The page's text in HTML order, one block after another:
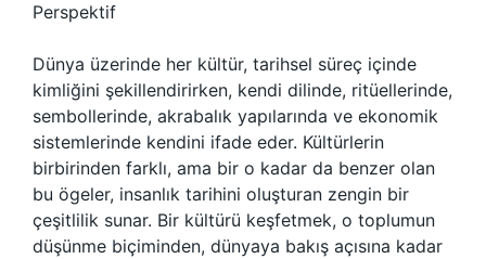
Perspektif
Dünya üzerinde her kültür, tarihsel süreç içinde
kimliğini şekillendirirken, kendi dilinde, ritüellerinde,
sembollerinde, akrabalık yapılarında ve ekonomik
sistemlerinde kendini ifade eder. Kültürlerin
birbirinden farklı, ama bir o kadar da benzer olan
bu ögeler, insanlık tarihini oluşturan zengin bir
çeşitlilik sunar. Bir kültürü keşfetmek, o toplumun
düşünme biçiminden, dünyaya bakış açısına kadar